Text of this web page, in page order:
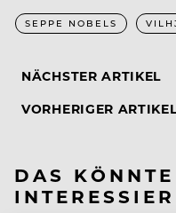
SEPPE NOBELS
NÄCHSTER ARTIKEL
VORHERIGER
DAS